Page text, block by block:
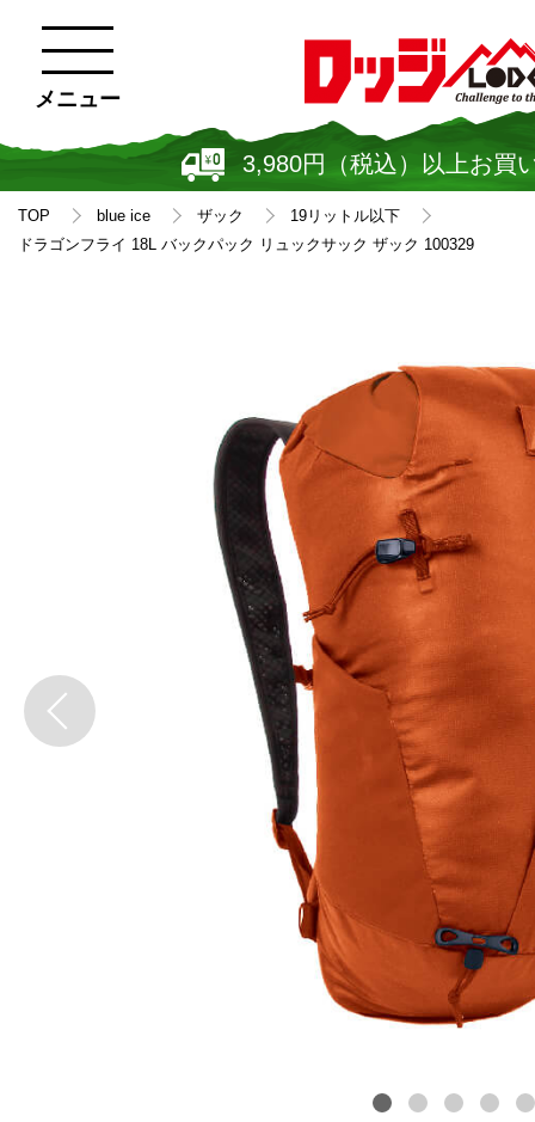
3,980円（税込）以上お買
メニュー
TOP blue ice ザック
19リットル以下
ドラゴンフライ 18L バックパック リュックサック ザック 100329